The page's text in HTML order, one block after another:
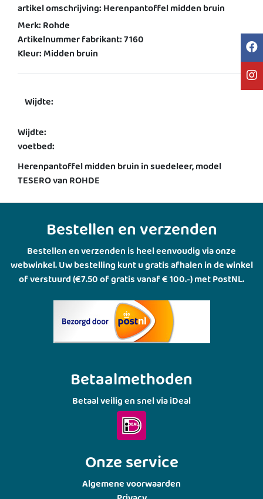
artikel omschrijving: Herenpantoffel midden bruin
Merk: Rohde
Artikelnummer fabrikant: 7160
Kleur: Midden bruin
Wijdte:
Wijdte:
voetbed:
Herenpantoffel midden bruin in suedeleer, model
TESERO van ROHDE
Bestellen en verzenden
Bestellen en verzenden is heel eenvoudig via onze
webwinkel. Uw bestelling kunt u gratis afhalen in de winkel
of verstuurd (€7.50 of gratis vanaf € 100.-) met PostNL.
Betaalmethoden
Betaal veilig en snel via iDeal
Onze service
Algemene voorwaarden